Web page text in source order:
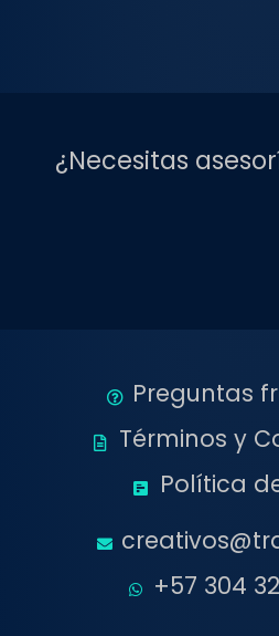
¿Necesitas
Preguntas
Términos y
Política
+57 304